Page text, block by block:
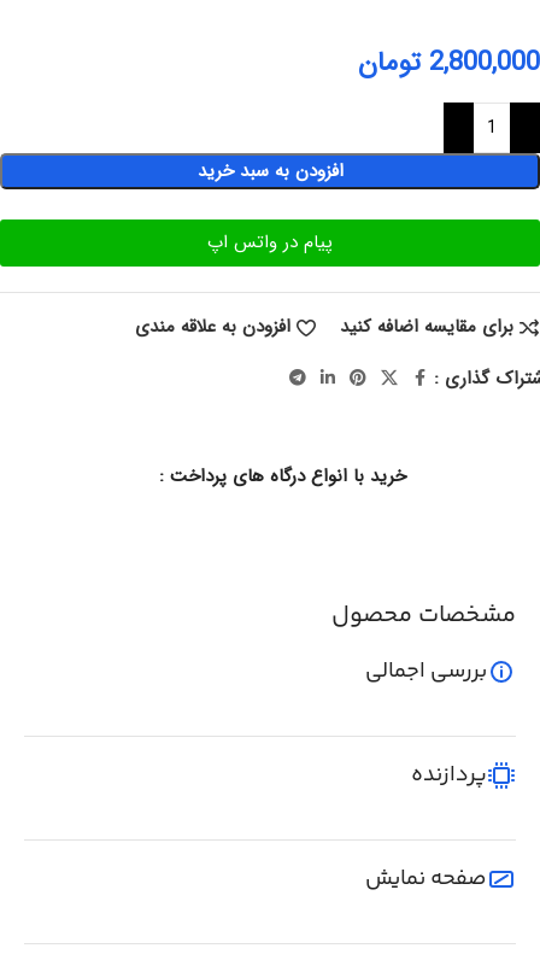
2,800,000 تومان
افزودن به سبد خرید
پیام در واتس اپ
برای مقایسه اضافه کنید
افزودن به علاقه مندی
گذاری :
خرید با انواع درگاه های پرداخت :
مشخصات محصول
بررسی اجمالی
پردازنده
صفحه نمایش